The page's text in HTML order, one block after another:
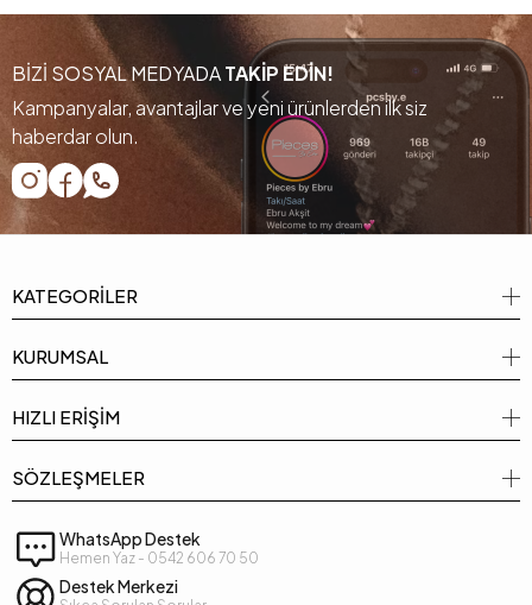
BİZİ SOSYAL MEDYADATAKİP EDİN!
Kampanyalar, avantajlar ve yeni ürünlerden ilk siz
haberdar olun.
KATEGORİLER
KURUMSAL
HIZLI ERİŞİM
SÖZLEŞMELER
WhatsApp Destek
Hemen Yaz - 0542 606 70 50
Destek Merkezi